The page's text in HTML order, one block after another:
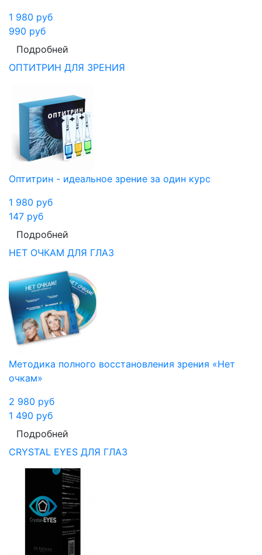
1 980 руб
990 руб
Подробней
ОПТИТРИН ДЛЯ ЗРЕНИЯ
Оптитрин - идеальное зрение за один курс
1 980 руб
147 руб
Подробней
НЕТ ОЧКАМ ДЛЯ ГЛАЗ
Методика полного восстановления зрения «Нет
очкам»
2 980 руб
1 490 руб
Подробней
CRYSTAL EYES ДЛЯ ГЛАЗ